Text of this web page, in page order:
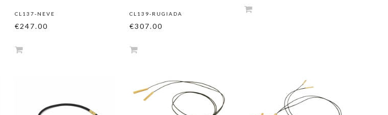
CL137-NEVE
€247.00
CL139-RUGIADA
€307.00